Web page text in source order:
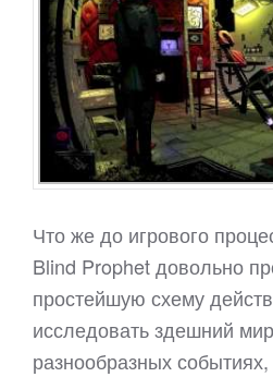
Что же до игрового
Blind Prophet довольно
простейшую схему
исследовать здешний
разнообразных